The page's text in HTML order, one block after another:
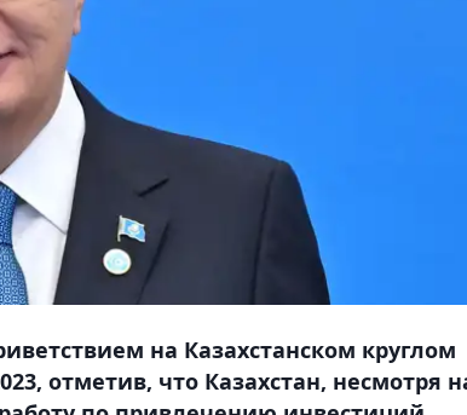
на Казахстанском круглом
отметив, что Казахстан, несмотря